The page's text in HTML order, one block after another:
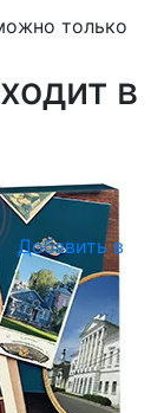
только
в
Добавить в